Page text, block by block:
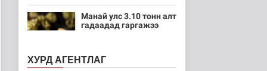
Манай улс 3.10 тонн алт
гадаадад гаргажээ
ХУРД АГЕНТЛАГ